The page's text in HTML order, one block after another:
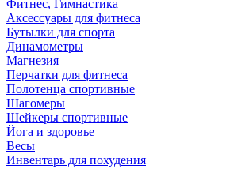
Фитнес, Гимнастика
Аксессуары для фитнеса
Бутылки для спорта
Динамометры
Магнезия
Перчатки для фитнеса
Полотенца спортивные
Шагомеры
Шейкеры спортивные
Йога и здоровье
Весы
Инвентарь для похудения